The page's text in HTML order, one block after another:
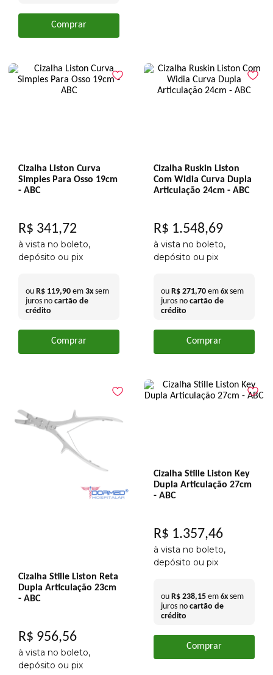
Comprar
Cizalha Liston Curva
Simples Para Osso 19cm
- ABC
R$ 341,72
à vista no boleto,
depósito ou pix
ou R$ 119,90 em 3x sem
juros no cartão de
crédito
Comprar
Cizalha Ruskin Liston
Com Widia Curva Dupla
Articulação 24cm - ABC
R$ 1.548,69
à vista no boleto,
depósito ou pix
ou R$ 271,70 em 6x sem
juros no cartão de
crédito
Comprar
Cizalha Stille Liston Reta
Dupla Articulação 23cm
- ABC
R$ 956,56
à vista no boleto,
depósito ou pix
Cizalha Stille Liston Key
Dupla Articulação 27cm
- ABC
R$ 1.357,46
à vista no boleto,
depósito ou pix
ou R$ 238,15 em 6x sem
juros no cartão de
crédito
Comprar